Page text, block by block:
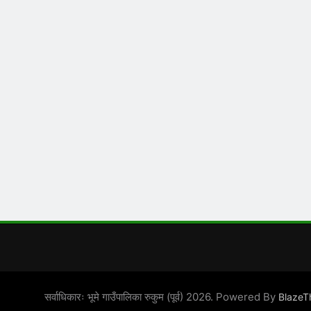
सर्वाधिकारः भूमे गाउँपालिका रुकुम (पूर्व) 2026. Powered By